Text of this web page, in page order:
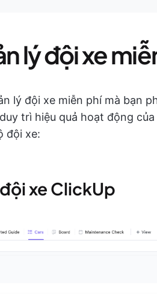
lý đội xe
lý đội xe miễn phí mà bạn
trì hiệu quả hoạt động
đội xe:
xe ClickUp